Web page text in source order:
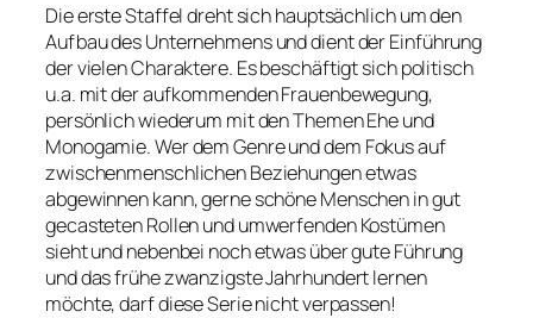
Die erste Staffel dreht sich hauptsächlich um den
Aufbau des Unternehmens und dient der Einführung
der vielen Charaktere. Es beschäftigt sich politisch
u.a. mit der aufkommenden Frauenbewegung,
persönlich wiederum mit den Themen Ehe und
Monogamie. Wer dem Genre und dem Fokus auf
zwischenmenschlichen Beziehungen etwas
abgewinnen kann, gerne schöne Menschen in gut
gecasteten Rollen und umwerfenden Kostümen
sieht und nebenbei noch etwas über gute Führung
und das frühe zwanzigste Jahrhundert lernen
möchte, darf diese Serie nicht verpassen!